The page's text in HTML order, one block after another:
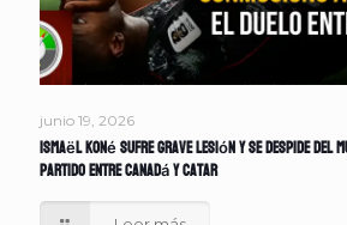
junio 19, 2026
Ismaël Koné sufre grave lesión y se despide del
partido entre Canadá y Catar